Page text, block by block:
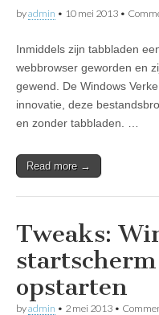
byadmin • 10 mei 2013 •
Inmiddels zijn tabbladen
webbrowser geworden en
gewend. De Windows
innovatie, deze
en zonder tabbladen. …
Read more →
Tweaks:
opstarten
byadmin • 2 mei 2013 •